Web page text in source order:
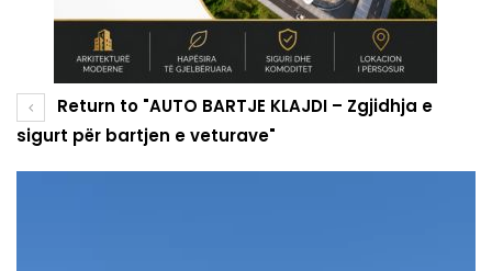
Return to "AUTO BARTJE KLAJDI – Zgjidhja e
sigurt për bartjen e veturave"
Video Player